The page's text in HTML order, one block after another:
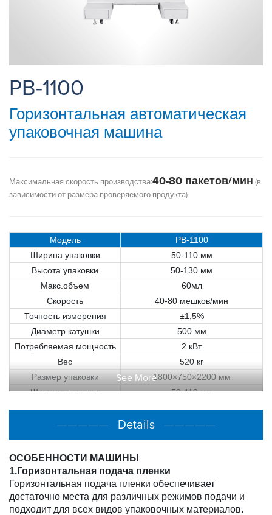
PB-1100
Горизонтальная автоматическая
упаковочная машина
Максимальная скорость производства:40-80 пакетов/мин (в
зависимости от размера проверяемого продукта)
Модель PB-1100
Ширина упаковки
50-110 мм
Высота упаковки
50-130 мм
Макс.объем
60мл
Скорость
40-80 мешков/мин
Точность измерения
±1,5%
Диаметр катушки
500 мм
Потребляемая мощность
2 кВт
Вес
520 кг
Размер упаковки
1800×750×2200 мм
Ширина упаковки
50-110 мм
See More
————— Details —————
ОСОБЕННОСТИ МАШИНЫ
1.Горизонтальная подача пленки
Горизонтальная подача пленки обеспечивает
достаточно места для различных режимов подачи и
подходит для всех видов упаковочных материалов.